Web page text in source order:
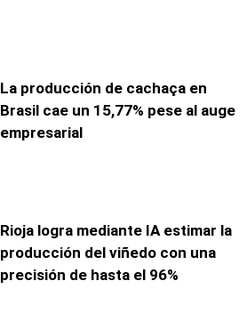
La producción de cachaça en
Brasil cae un 15,77% pese al auge
empresarial
Rioja logra mediante IA estimar la
producción del viñedo con una
precisión de hasta el 96%